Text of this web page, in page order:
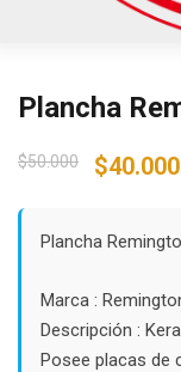
Plancha
$50.000
Original
$40.000
Plancha
Marca :
Descripción :
Posee placas de